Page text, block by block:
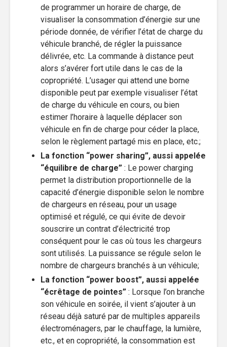
de programmer un horaire de charge, de
visualiser la consommation d’énergie sur une
période donnée, de vérifier l’état de charge du
véhicule branché, de régler la puissance
délivrée, etc. La commande à distance peut
alors s’avérer fort utile dans le cas de la
copropriété. L’usager qui attend une borne
disponible peut par exemple visualiser l’état
de charge du véhicule en cours, ou bien
estimer l’horaire à laquelle déplacer son
véhicule en fin de charge pour céder la place,
selon le règlement partagé mis en place, etc.;
La fonction “power sharing”, aussi appelée
“équilibre de charge” : Le power charging
permet la distribution proportionnelle de la
capacité d’énergie disponible selon le nombre
de chargeurs en réseau, pour un usage
optimisé et régulé, ce qui évite de devoir
souscrire un contrat d’électricité trop
conséquent pour le cas où tous les chargeurs
sont utilisés. La puissance se régule selon le
nombre de chargeurs branchés à un véhicule;
La fonction “power boost”, aussi appelée
“écrêtage de pointes” : Lorsque l’on branche
son véhicule en soirée, il vient s’ajouter à un
réseau déjà saturé par de multiples appareils
électroménagers, par le chauffage, la lumière,
etc., et en copropriété, la consommation est